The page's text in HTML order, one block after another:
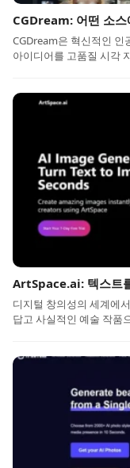
CGDream: 어떤 소
CGDream은 혁신적인 인
아이디어를 고품질 시각
ArtSpace.ai: 텍스트
디지털 창의성의 세계에
답고 사실적인 예술 작품